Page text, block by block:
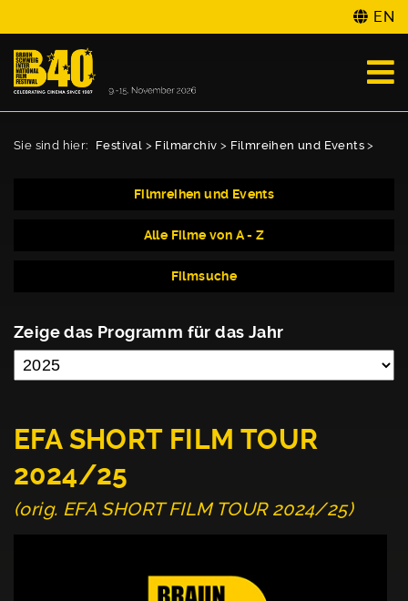
EN
Sie sind hier: Festival > Filmarchiv > Filmreihen und Events >
Filmreihen und Events
Alle Filme von A - Z
Filmsuche
Zeige das Programm für das Jahr
EFA SHORT FILM TOUR
2024/25
(orig. EFA SHORT FILM TOUR 2024/25)